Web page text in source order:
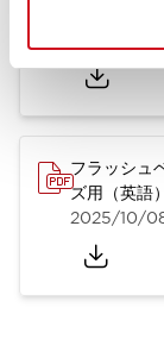
フラッシュ
ズ用（英語）
2025/10/